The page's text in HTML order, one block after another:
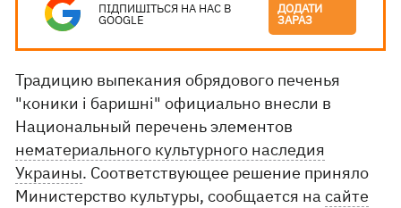
ПІДПИШІТЬСЯ НА НАС В
GOOGLE
ДОДАТИ
ЗАРАЗ
Традицию выпекания обрядового печенья
"коники і баришні" официально внесли в
Национальный перечень элементов
нематериального культурного наследия
Украины. Соответствующее решение приняло
Министерство культуры, сообщается насайте